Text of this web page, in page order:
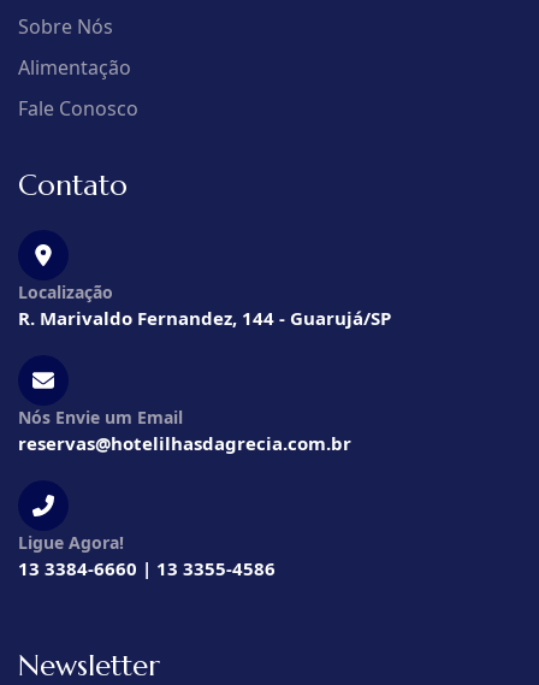
Sobre Nós
Alimentação
Fale Conosco
Contato
Localização
R. Marivaldo Fernandez, 144 - Guarujá/SP
Nós Envie um Email
reservas@hotelilhasdagrecia.com.br
Ligue Agora!
13 3384-6660 | 13 3355-4586
Newsletter